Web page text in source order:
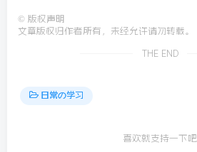
© 版权声明
文章版权归作者所有，未经允许请勿转载。
THE END
日常の学习
喜欢就支持一下吧